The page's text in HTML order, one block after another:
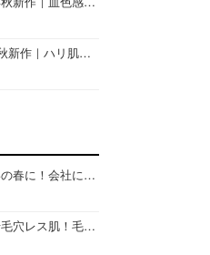
POLA（ポーラ）26年秋新作｜ハリ肌を叶える『B.A デイ プランプ ファンデーション』を口コミ
【2026最新版】出会いの春に！会社にもおすすめの好印象な香水14選♡ビジネスの場での香水マナーも
【2025最新版】目指せ毛穴レス肌！毛穴を埋めて隠す「おすすめ部分用下地＆プライマー」ランキング♡